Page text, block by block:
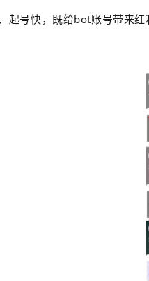
起号快，既给bot账号带来